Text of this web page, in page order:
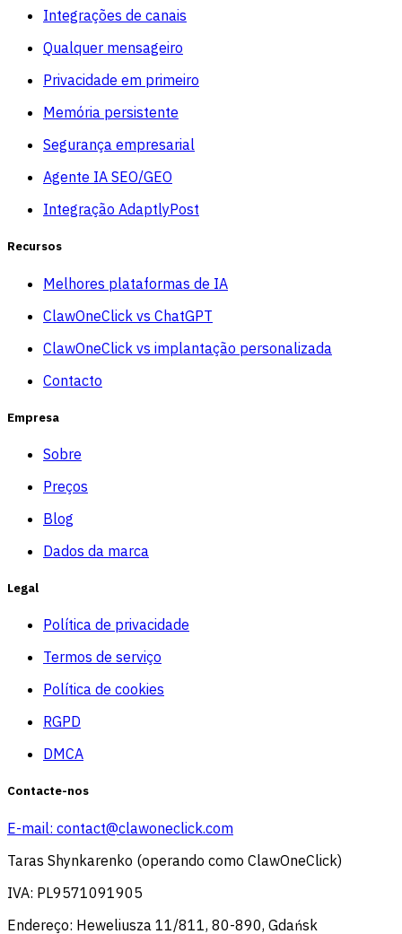
Integrações de canais
Qualquer mensageiro
Privacidade em primeiro
Memória persistente
Segurança empresarial
Agente IA SEO/GEO
Integração AdaptlyPost
Recursos
Melhores plataformas de IA
ClawOneClick vs ChatGPT
ClawOneClick vs implantação personalizada
Contacto
Empresa
Sobre
Preços
Blog
Dados da marca
Legal
Política de privacidade
Termos de serviço
Política de cookies
RGPD
DMCA
Contacte-nos
E-mail: contact@clawoneclick.com
Taras Shynkarenko (operando como ClawOneClick)
IVA: PL9571091905
Endereço: Heweliusza 11/811, 80-890, Gdańsk